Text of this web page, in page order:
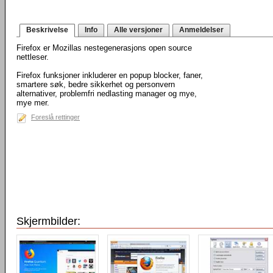
Beskrivelse Info Alle versjoner Anmeldelser
Firefox er Mozillas nestegenerasjons open source
nettleser.
Firefox funksjoner inkluderer en popup blocker, faner,
smartere søk, bedre sikkerhet og personvern
alternativer, problemfri nedlasting manager og mye,
mye mer.
Foreslå rettinger
Skjermbilder: